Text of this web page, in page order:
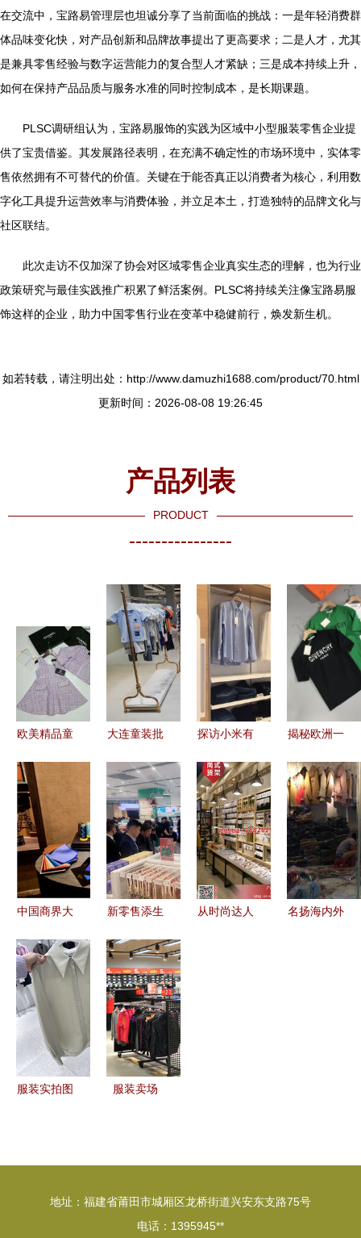
在交流中，宝路易管理层也坦诚分享了当前面临的挑战：一是年轻消费群
体品味变化快，对产品创新和品牌故事提出了更高要求；二是人才，尤其
是兼具零售经验与数字运营能力的复合型人才紧缺；三是成本持续上升，
如何在保持产品品质与服务水准的同时控制成本，是长期课题。
PLSC调研组认为，宝路易服饰的实践为区域中小型服装零售企业提
供了宝贵借鉴。其发展路径表明，在充满不确定性的市场环境中，实体零
售依然拥有不可替代的价值。关键在于能否真正以消费者为核心，利用数
字化工具提升运营效率与消费体验，并立足本土，打造独特的品牌文化与
社区联结。
此次走访不仅加深了协会对区域零售企业真实生态的理解，也为行业
政策研究与最佳实践推广积累了鲜活案例。PLSC将持续关注像宝路易服
饰这样的企业，助力中国零售行业在变革中稳健前行，焕发新生机。
如若转载，请注明出处：http://www.damuzhi1688.com/product/70.html
更新时间：2026-08-08 19:26:45
产品列表
PRODUCT
----------------
欧美精品童
牌款式，精
致小童女
装，不退不
换，价格面
议
大连童装批
小猪品牌价
格参考表及
服装零售要
点
探访小米有
店 超600㎡
空间重构零
售逻辑，无
人化与品质
生活深度融
合
揭秘欧洲一
流程 从选
品到零售的
完整指南
中国商界大
这里做衣
服？探秘服
装业的新零
售
新零售添生
购全国200
家门店同步
开业 服装
备受关注
从时尚达人
名扬海内外
服装实拍图
服装卖场
地址：福建省莆田市城厢区龙桥街道兴安东支路75号
电话：1395945**